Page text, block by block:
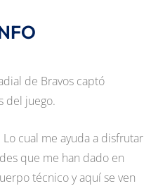
de Bravos captó
del juego.
Lo cual me ayuda a disfrutar
que me han dado en
técnico y aquí se ven